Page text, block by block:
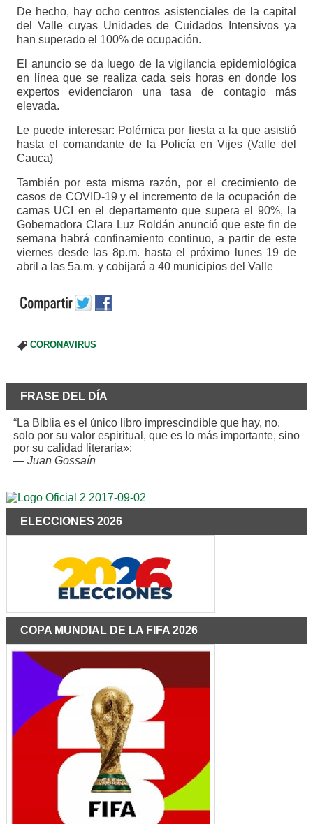
De hecho, hay ocho centros asistenciales de la capital
del Valle cuyas Unidades de Cuidados Intensivos ya
han superado el 100% de ocupación.
El anuncio se da luego de la vigilancia epidemiológica
en línea que se realiza cada seis horas en donde los
expertos evidenciaron una tasa de contagio más
elevada.
Le puede interesar: Polémica por fiesta a la que asistió
hasta el comandante de la Policía en Vijes (Valle del
Cauca)
También por esta misma razón, por el crecimiento de
casos de COVID-19 y el incremento de la ocupación de
camas UCI en el departamento que supera el 90%, la
Gobernadora Clara Luz Roldán anunció que este fin de
semana habrá confinamiento continuo, a partir de este
viernes desde las 8p.m. hasta el próximo lunes 19 de
abril a las 5a.m. y cobijará a 40 municipios del Valle
CORONAVIRUS
FRASE DEL DÍA
“La Biblia es el único libro imprescindible que hay, no.
solo por su valor espiritual, que es lo más importante, sino
por su calidad literaria»:
— Juan Gossaín
ELECCIONES 2026
COPA MUNDIAL DE LA FIFA 2026